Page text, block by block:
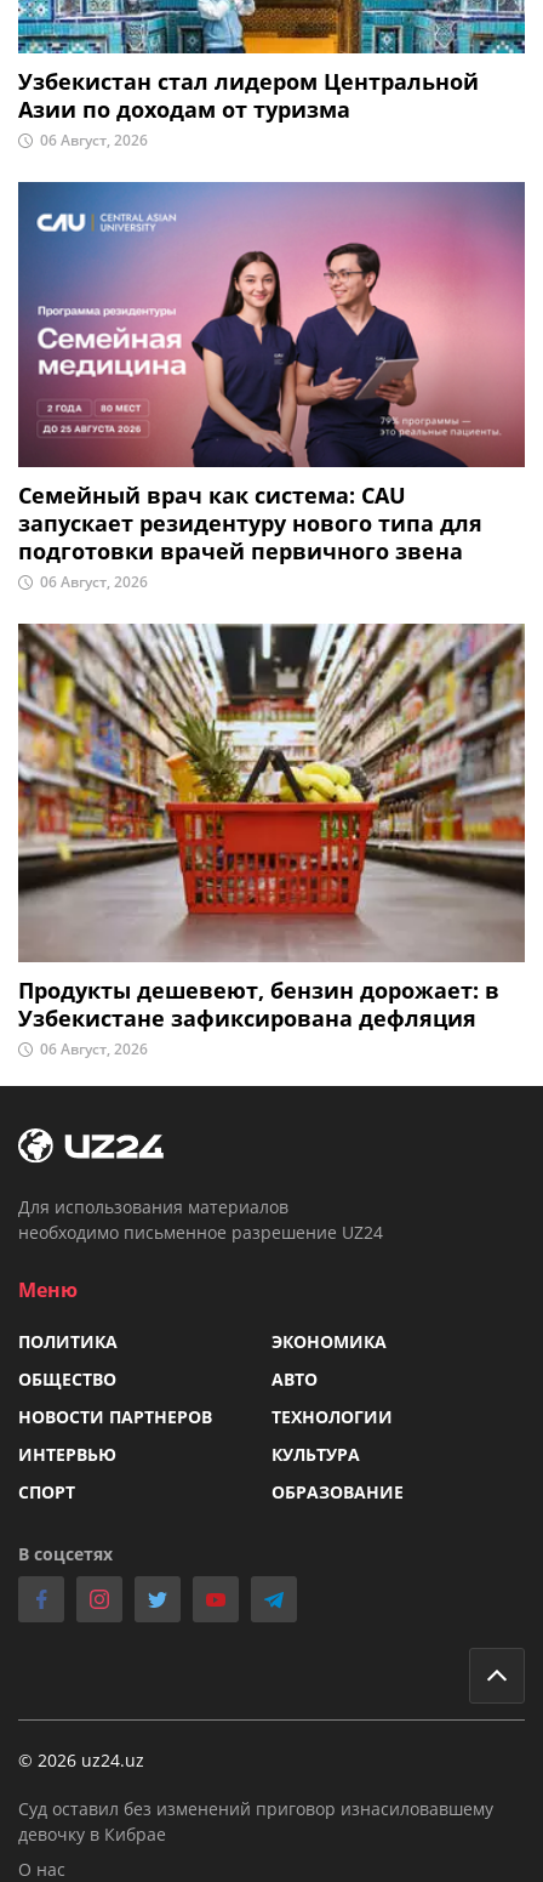
Узбекистан стал лидером Центральной
Азии по доходам от туризма
06 Август, 2026
Семейный врач как система: CAU
запускает резидентуру нового типа для
подготовки врачей первичного звена
06 Август, 2026
Продукты дешевеют, бензин дорожает: в
Узбекистане зафиксирована дефляция
06 Август, 2026
Для использования материалов
необходимо письменное разрешение UZ24
Меню
ПОЛИТИКА
ЭКОНОМИКА
ОБЩЕСТВО
АВТО
НОВОСТИ ПАРТНЕРОВ
ТЕХНОЛОГИИ
ИНТЕРВЬЮ
КУЛЬТУРА
СПОРТ
ОБРАЗОВАНИЕ
В соцсетях
© 2026 uz24.uz
Суд оставил без изменений приговор изнасиловавшему
девочку в Кибрае
О нас